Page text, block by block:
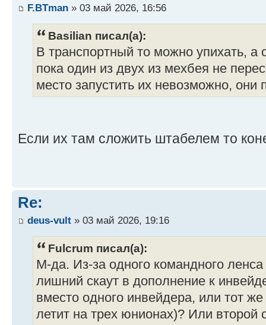
F.BTman » 03 май 2026, 16:56
Basilian писал(а):
В транспортный то можно упихать,
пока один из двух из мехбея не
место запустить их невозможно, они
Если их там сложить штабелем то
Re:
deus-vult » 03 май 2026, 19:16
Fulcrum писал(а):
М-да. Из-за одного командного
лишний скаут в дополнение к
вместо одного инвейдера, или тот
летит на трех юнионах)? Или второй